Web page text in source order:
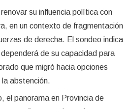
su influencia política con
en un contexto de fragmentación
de derecha. El sondeo indica
de su capacidad para
que migró hacia opciones
la abstención.
el panorama en Provincia de